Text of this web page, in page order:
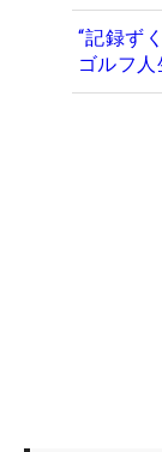
“記録ず
ゴルフ人